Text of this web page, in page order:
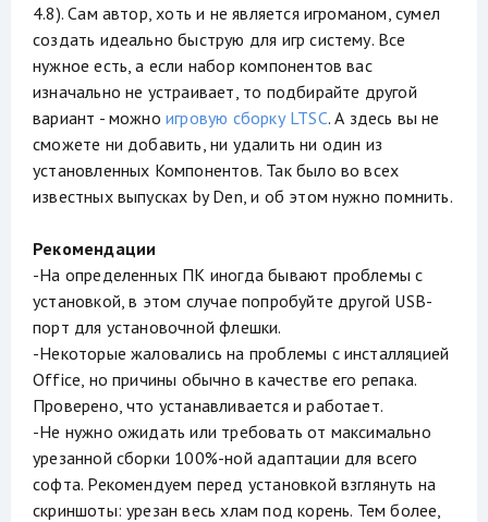
4.8). Сам автор, хоть и не является игроманом, сумел
создать идеально быструю для игр систему. Все
нужное есть, а если набор компонентов вас
изначально не устраивает, то подбирайте другой
вариант - можноигровую сборку LTSC. А здесь вы не
сможете ни добавить, ни удалить ни один из
установленных Компонентов. Так было во всех
известных выпусках by Den, и об этом нужно помнить.
Рекомендации
-На определенных ПК иногда бывают проблемы с
установкой, в этом случае попробуйте другой USB-
порт для установочной флешки.
-Некоторые жаловались на проблемы с инсталляцией
Office, но причины обычно в качестве его репака.
Проверено, что устанавливается и работает.
-Не нужно ожидать или требовать от максимально
урезанной сборки 100%-ной адаптации для всего
софта. Рекомендуем перед установкой взглянуть на
скриншоты: урезан весь хлам под корень. Тем более,